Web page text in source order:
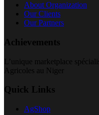
About Organization
Our Clients
Our Partners
Achievements
L’unique marketplace
Agricoles au Niger
Quick Links
AgShop